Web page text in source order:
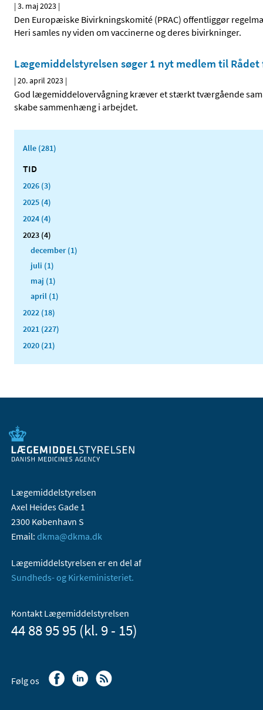
|3. maj 2023 |
Den Europæiske Bivirkningskomité (PRAC) offentliggør
Heri samles ny viden om vaccinerne og deres bivirkninger.
Lægemiddelstyrelsen søger 1 nyt medlem til
|20. april 2023 |
God lægemiddelovervågning kræver et stærkt tværgående
skabe sammenhæng i arbejdet.
Alle (281)
TID
2026 (3)
2025 (4)
2024 (4)
2023 (4)
december (1)
juli (1)
maj (1)
april (1)
2022 (18)
2021 (227)
2020 (21)
Lægemiddelstyrelsen
Axel Heides Gade 1
2300 København S
Email: dkma@dkma.dk
Lægemiddelstyrelsen er en del af
Sundheds- og Kirkeministeriet.
Kontakt Lægemiddelstyrelsen
44 88 95 95 (kl. 9 - 15)
Følg os